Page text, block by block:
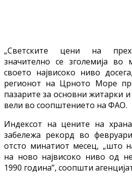
„Светските цени на
значително се зголемија во
своето највисоко ниво
регионот на Црното Море
пазарите за основни житарки и
вели во соопштението на ФАО.
Индексот на цените на
забележа рекорд во
отсто минатиот месец, „што
на ново највисоко ниво од
1990 година”, соопшти